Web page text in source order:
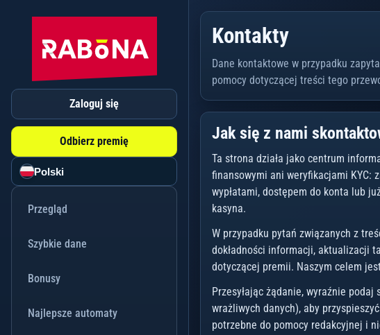
Zaloguj się
Odbierz premię
Polski
Przegląd
Szybkie dane
Bonusy
Najlepsze automaty
Kontakty
Dane kontaktowe w przypadku
pomocy dotyczącej treści tego
Jak się z nami
Ta strona działa jako centrum
finansowymi ani weryfikacjami KYC:
wypłatami, dostępem do konta lub
kasyna.
W przypadku pytań związanych z
dokładności informacji, aktualizacji
dotyczącej premii. Naszym celem
Przesyłając żądanie, wyraźnie
wrażliwych danych), aby
potrzebne do pomocy redakcyjnej i